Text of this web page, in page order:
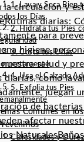
la circulación y
Rutinas diarias:
para
higiene
salud y
diarias, como
juegan
de
afectar
Naturales
1. Lava y Seca Bien
los Días
2. Hidrata tus Pies
3. Corta tus Uñas
4. Usa el Calzado
5. Exfolia tus Pies
Comunes en
Callosidades y